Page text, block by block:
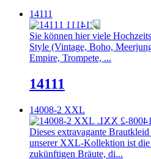
14111
Sie können hier viele
Style (Vintage, Boho,
Empire, Trompete, ...
14111
14008-2 XXL
Dieses extravagante
unserer XXL-Kollektion ist
zukünftigen Bräute, di...